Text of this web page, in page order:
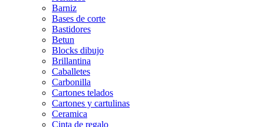
Barniz
Bases de corte
Bastidores
Betun
Blocks dibujo
Brillantina
Caballetes
Carbonilla
Cartones telados
Cartones y cartulinas
Ceramica
Cinta de regalo